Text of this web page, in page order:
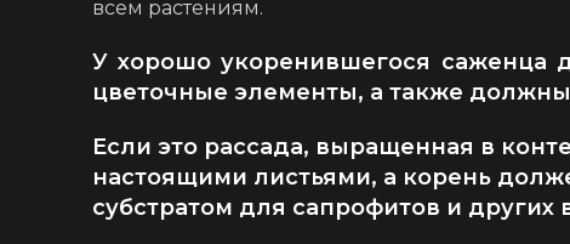
всем растениям.
У хорошо укоренившегося саженца
цветочные элементы, а также
Если это рассада, выращенная в
настоящими листьями, а корень
субстратом для сапрофитов и